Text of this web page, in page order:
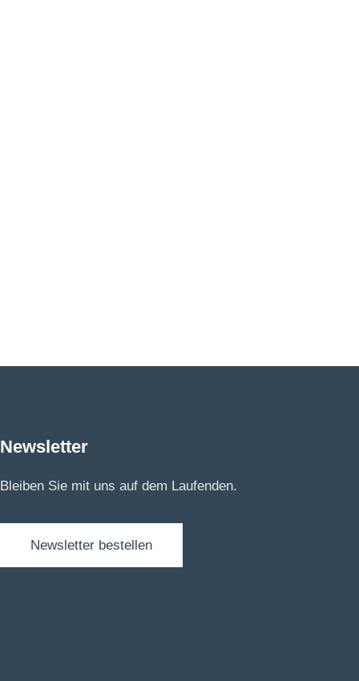
Newsletter
Bleiben Sie mit uns auf dem Laufenden.
Newsletter bestellen